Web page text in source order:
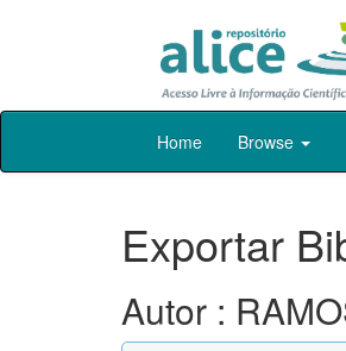
Skip
Home Browse
Exportar
Autor :